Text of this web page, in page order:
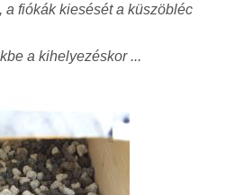
a fiókák kiesését a küszöbléc
a kihelyezéskor ...